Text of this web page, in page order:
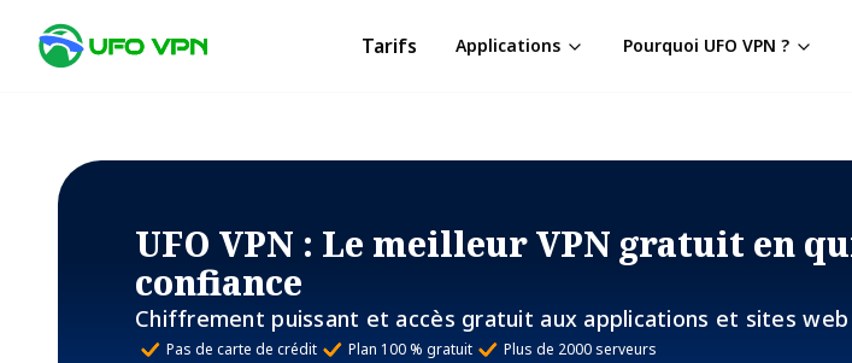
Tarifs Applications Pourquoi UFO VPN ?
UFO VPN : Le meilleur VPN gratuit en
confiance
Chiffrement puissant et accès gratuit aux applications et sites web
Pas de carte de crédit Plan 100 % gratuit Plus de 2000 serveurs